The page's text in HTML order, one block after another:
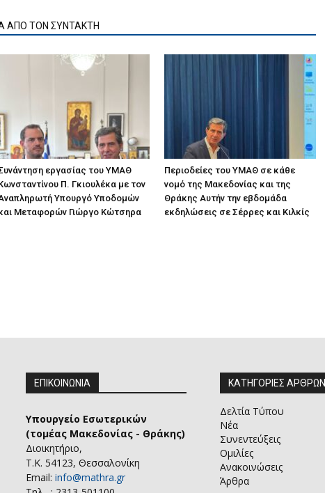
ΑΠΟ ΤΟΝ ΣΥΝΤΑΚΤΗ
εργασίας του ΥΜΑΘ
Π. Γκιουλέκα με τον
Υπουργό Υποδομών
Μεταφορών Γιώργο Κώτσηρα
Περιοδείες του ΥΜΑΘ σε κάθε
νομό της Μακεδονίας και της
Θράκης Αυτήν την εβδομάδα
εκδηλώσεις σε Σέρρες και Κιλκίς
ΕΠΙΚΟΙΝΩΝΙΑ
Υπουργείο Εσωτερικών
(τομέας Μακεδονίας - Θράκης)
Διοικητήριο,
Τ.Κ. 54123, Θεσσαλονίκη
Email: info@mathra.gr
ΚΑΤΗΓΟΡΙΕΣ ΑΡΘΡΩΝ
Δελτία Τύπου
Νέα
Συνεντεύξεις
Ομιλίες
Ανακοινώσεις
Άρθρα